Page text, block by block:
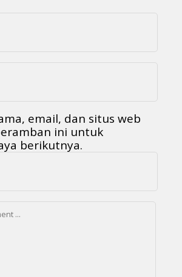
email, dan situs web
ini untuk
berikutnya.